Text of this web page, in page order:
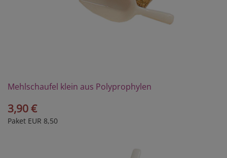
Mehlschaufel klein aus Polyprophylen
3,90 €
Paket EUR 8,50